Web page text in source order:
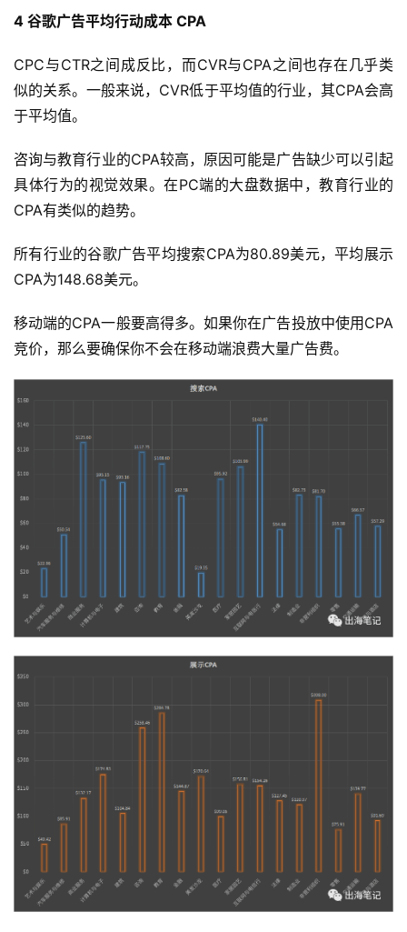
广
运
营
实
战
分
享
案
例
解
操
盘
手
C
l
货
精
选
4 谷歌广告平均行动成本 CPA
CPC与CTR之间成反比，而CVR与CPA之间也存在几乎类
似的关系。一般来说，CVR低于平均值的行业，其CPA会高
于平均值。
咨询与教育行业的CPA较高，原因可能是广告缺少可以引起
具体行为的视觉效果。在PC端的大盘数据中，教育行业的
CPA有类似的趋势。
所有行业的谷歌广告平均搜索CPA为80.89美元，平均展示
CPA为148.68美元。
移动端的CPA一般要高得多。如果你在广告投放中使用CPA
竞价，那么要确保你不会在移动端浪费大量广告费。